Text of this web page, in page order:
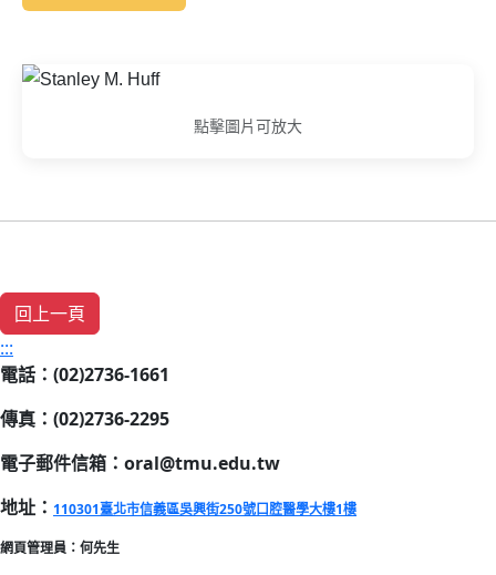
點擊圖片可放大
:::
電話：(02)2736-1661
傳真：(02)2736-2295
電子郵件信箱：oral@tmu.edu.tw
地址： 110301臺北市信義區吳興街250號口腔醫學大樓1樓
網頁管理員：何先生